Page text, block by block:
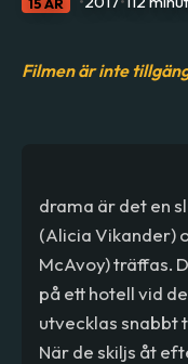
Filmen är inte
drama är det en
(Alicia Vikander)
McAvoy) träffas.
på ett hotell vid
utvecklas snabbt
När de skiljs åt